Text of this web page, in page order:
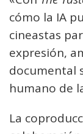
cómo la IA
cineastas
expresión,
documental
humano de
La